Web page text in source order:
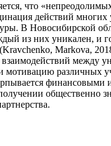
что
действий
В Новосибирской
из них уникален, и
Markova,
между
различных
общественно